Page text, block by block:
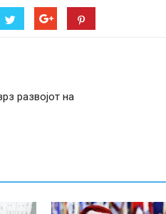
развојот на